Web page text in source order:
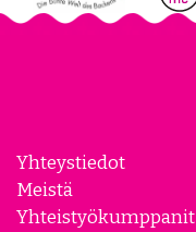
Yhteystiedot
Meistä
Yhteistyökumppanit